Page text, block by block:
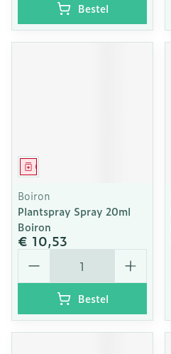
Bestel
Geneesmiddel
Boiron
Plantspray Spray 20ml
Boiron
€ 10,53
Aantal
Bestel